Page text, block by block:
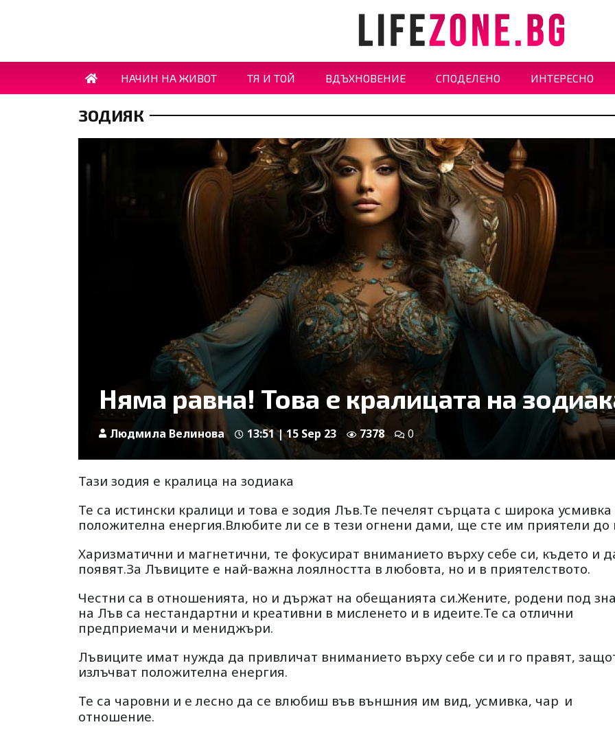
НАЧИН НА ЖИВОТ ТЯ И ТОЙ ВДЪХНОВЕНИЕ СПОДЕЛЕНО ИНТЕРЕСНО
ЗОДИЯК
Няма равна! Това е кралицата на
Людмила Велинова 13:51 | 15 Sep 23 7378 0
Тази зодия е кралица на зодиака
Те са истински кралици и това е зодия Лъв.Те печелят сърцата с широка усмивка
положителна енергия.Влюбите ли се в тези огнени дами, ще сте им приятели до
Харизматични и магнетични, те фокусират вниманието върху себе си, където и
появят.За Лъвиците е най-важна лоялността в любовта, но и в приятелството.
Честни са в отношенията, но и държат на обещанията си.Жените, родени под
на Лъв са нестандартни и креативни в мисленето и в идеите.Те са отлични
предприемачи и мениджъри.
Лъвиците имат нужда да привличат вниманието върху себе си и го правят,
излъчват положителна енергия.
Те са чаровни и е лесно да се влюбиш във външния им вид, усмивка, чар и
отношение.